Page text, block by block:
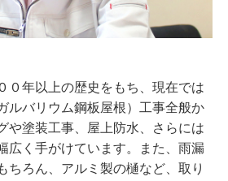
０年以上の歴史をもち、現在では
ルバリウム鋼板屋根）工事全般か
や塗装工事、屋上防水、さらには
広く手がけています。また、雨漏
ちろん、アルミ製の樋など、取り